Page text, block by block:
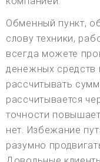
Обменный пункт,
слову техники,
всегда можете
денежных средств
рассчитывать
рассчитывается
точности
нет. Избежание
разумно